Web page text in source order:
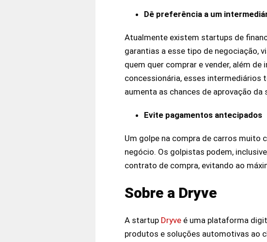
Dê preferência a um
Atualmente existem startups de
garantias a esse tipo de negociação,
quem quer comprar e vender, além
concessionária, esses intermediários
aumenta as chances de aprovação da
Evite pagamentos antecipados
Um golpe na compra de carros muito
negócio. Os golpistas podem,
contrato de compra, evitando ao
Sobre a Dryve
A startup Dryve é uma plataforma
produtos e soluções automotivas ao